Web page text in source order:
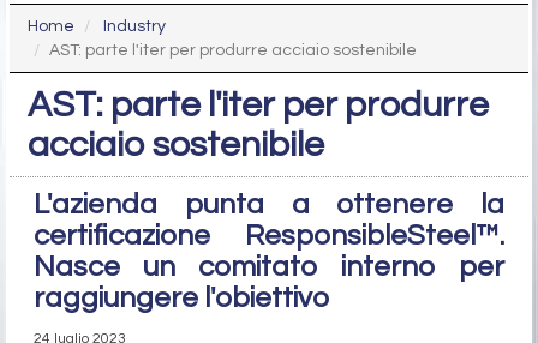
Home
Industry
AST: parte l'iter per produrre acciaio sostenibile
AST: parte l'iter per produrre
acciaio sostenibile
L'azienda punta a ottenere la
certificazione ResponsibleSteel™.
Nasce un comitato interno per
raggiungere l'obiettivo
24 luglio 2023